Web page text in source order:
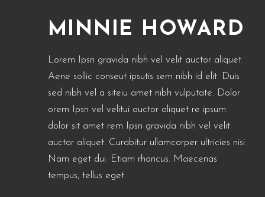
MINNIE HOWARD
Lorem Ipsn gravida nibh vel velit auctor aliquet.
Aene sollic conseut ipsutis sem nibh id elit. Duis
sed nibh vel a siteiu amet nibh vulputate. Dolor
orem Ipsn vel velitui auctor aliquet re ipsum
dolor sit amet rem Ipsn gravida nibh vel velit
auctor aliquet. Curabitur ullamcorper ultricies nisi.
Nam eget dui. Etiam rhoncus. Maecenas
tempus, tellus eget.